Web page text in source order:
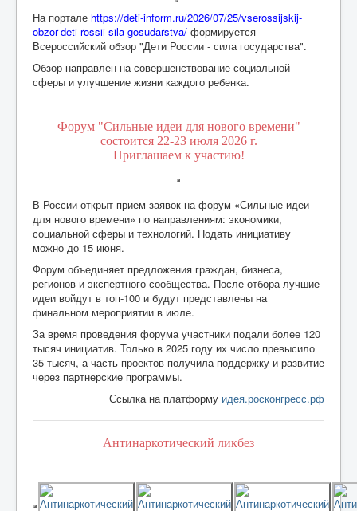
На портале https://deti-inform.ru/2026/07/25/vserossijskij-
obzor-deti-rossii-sila-gosudarstva/ формируется
Всероссийский обзор "Дети России - сила государства".
Обзор направлен на совершенствование социальной
сферы и улучшение жизни каждого ребенка.
Форум "Сильные идеи для нового времени"
состоится 22-23 июля 2026 г.
Приглашаем к участию!
В России открыт прием заявок на форум «Сильные идеи
для нового времени» по направлениям: экономики,
социальной сферы и технологий. Подать инициативу
можно до 15 июня.
Форум объединяет предложения граждан, бизнеса,
регионов и экспертного сообщества. После отбора лучшие
идеи войдут в топ-100 и будут представлены на
финальном мероприятии в июле.
За время проведения форума участники подали более 120
тысяч инициатив. Только в 2025 году их число превысило
35 тысяч, а часть проектов получила поддержку и развитие
через партнерские программы.
Ссылка на платформу идея.росконгресс.рф
Антинаркотический ликбез